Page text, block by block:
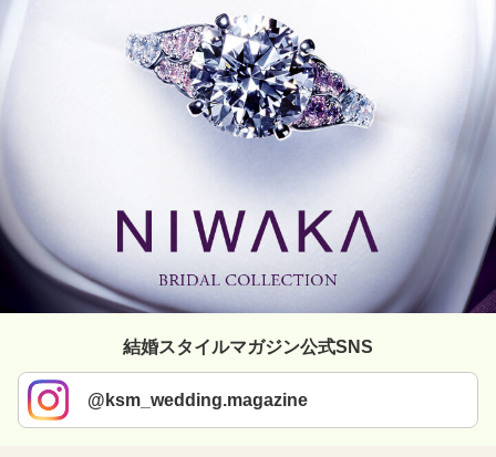
結婚スタイルマガジン公式SNS
@ksm_wedding.magazine